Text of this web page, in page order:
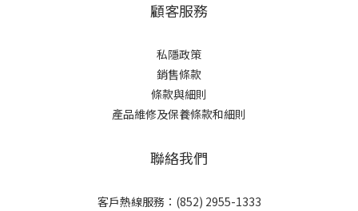
顧客服務
私隱政策
銷售條款
條款與細則
產品維修及保養條款和細則
聯絡我們
客戶熱線服務：(852) 2955-1333